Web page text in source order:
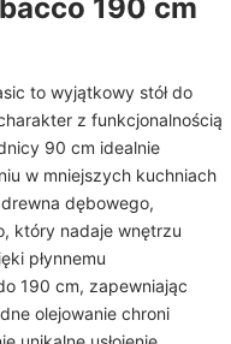
190 cm
to wyjątkowy stół do
z funkcjonalnością
90 cm idealnie
w mniejszych kuchniach
dębowego,
który nadaje wnętrzu
płynnemu
190 cm, zapewniając
olejowanie chroni